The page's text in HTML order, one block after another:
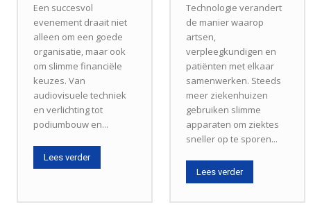
Een succesvol
evenement draait niet
alleen om een goede
organisatie, maar ook
om slimme financiële
keuzes. Van
audiovisuele techniek
en verlichting tot
podiumbouw en...
Lees verder
Technologie verandert
de manier waarop
artsen,
verpleegkundigen en
patiënten met elkaar
samenwerken. Steeds
meer ziekenhuizen
gebruiken slimme
apparaten om ziektes
sneller op te sporen...
Lees verder